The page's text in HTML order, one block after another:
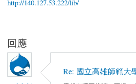
http://140.127.53.222/lib/
回應
Re: 國立高雄師範大